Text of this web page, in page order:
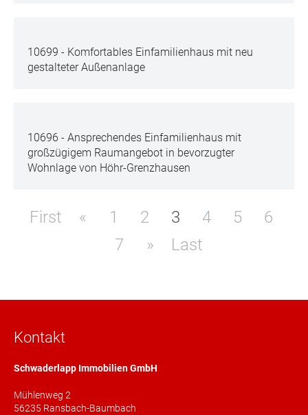
10699 - Komfortables Einfamilienhaus mit neu
gestalteter Außenanlage
10696 - Ansprechendes Einfamilienhaus mit
großzügigem Raumangebot in bevorzugter
Wohnlage von Höhr-Grenzhausen
First « 1 2 3 4 5
6
7
» Last
Kontakt
Schwaderlapp Immobilien GmbH
Mühlenweg 2
56235 Ransbach-Baumbach